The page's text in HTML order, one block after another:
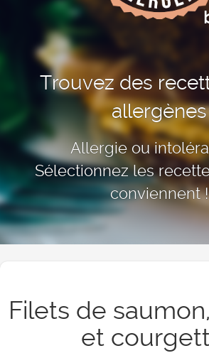
Trouvez des
allergènes
Allergie ou
Sélectionnez les
conviennent !
Filets de
et